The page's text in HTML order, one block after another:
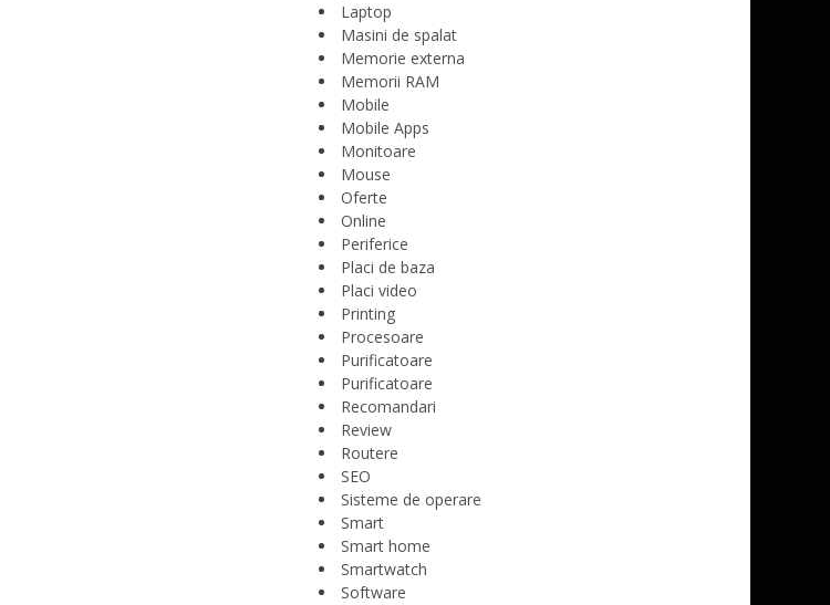
Laptop
Masini de spalat
Memorie externa
Memorii RAM
Mobile
Mobile Apps
Monitoare
Mouse
Oferte
Online
Periferice
Placi de baza
Placi video
Printing
Procesoare
Purificatoare
Purificatoare
Recomandari
Review
Routere
SEO
Sisteme de operare
Smart
Smart home
Smartwatch
Software